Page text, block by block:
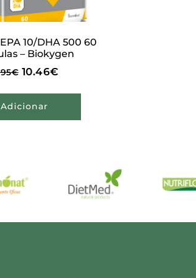
10/DHA 500 60
– Biokygen
€ 10.46€
Adicionar